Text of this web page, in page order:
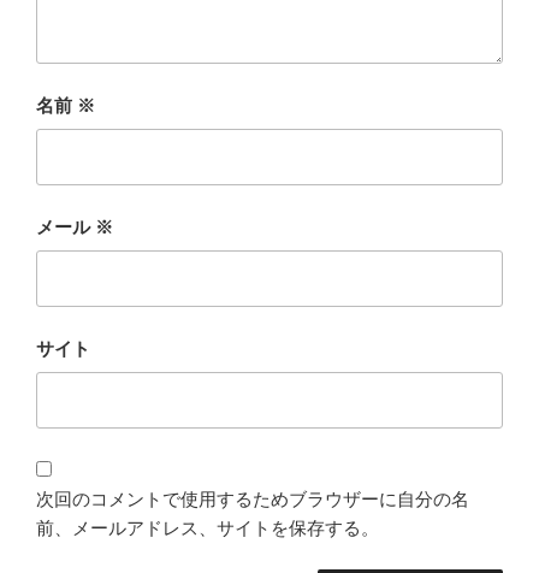
名前 ※
メール ※
サイト
次回のコメントで使用するためブラウザーに自分の名
前、メールアドレス、サイトを保存する。